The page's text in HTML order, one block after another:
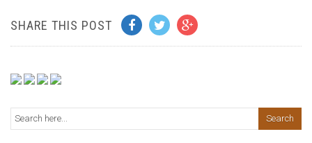
SHARE THIS POST